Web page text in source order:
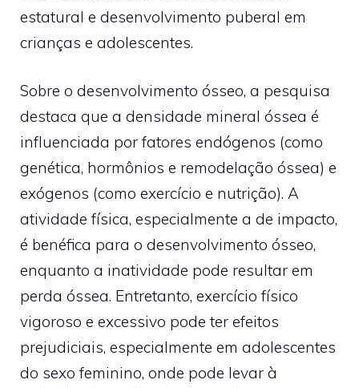
estatural e desenvolvimento puberal em
crianças e adolescentes.
Sobre o desenvolvimento ósseo, a pesquisa
destaca que a densidade mineral óssea é
influenciada por fatores endógenos (como
genética, hormônios e remodelação óssea) e
exógenos (como exercício e nutrição). A
atividade física, especialmente a de impacto,
é benéfica para o desenvolvimento ósseo,
enquanto a inatividade pode resultar em
perda óssea. Entretanto, exercício físico
vigoroso e excessivo pode ter efeitos
prejudiciais, especialmente em adolescentes
do sexo feminino, onde pode levar à